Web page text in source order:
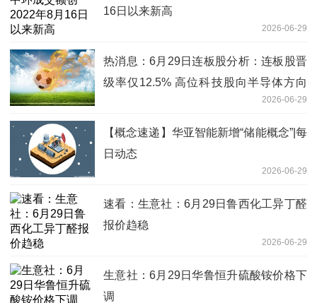
16日以来新高
2026-06-29
热消息：6月29日连板股分析：连板股晋
级率仅12.5% 高位科技股向半导体方向
2026-06-29
【概念速递】华亚智能新增“储能概念”|每
日动态
2026-06-29
速看：生意社：6月29日鲁西化工异丁醛
报价趋稳
2026-06-29
生意社：6月29日华鲁恒升硫酸铵价格下
调